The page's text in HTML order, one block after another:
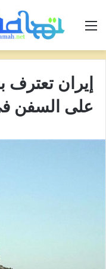
القائمة
إيران
على السفن